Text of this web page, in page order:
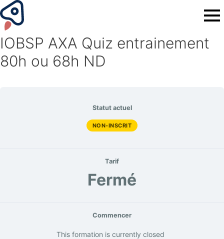
IOBSP AXA Quiz entrainement
80h ou 68h ND
Statut actuel
NON-INSCRIT
Tarif
Fermé
Commencer
This formation is currently closed